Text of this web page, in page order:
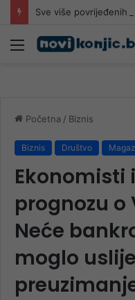
Meni
Početna / Biznis
Biznis Društvo
Ekonomisti
prognozu o
Neće
moglo